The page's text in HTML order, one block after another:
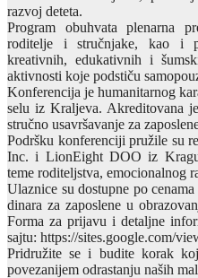
razvoj deteta.
Program obuhvata plenarna
roditelje i stručnjake, kao i
kreativnih, edukativnih i
aktivnosti koje podstiču
Konferencija je humanitarnog
selu iz Kraljeva. Akreditovana
stručno usavršavanje za
Podršku konferenciji pružile su
Inc. i LionEight DOO iz
teme roditeljstva, emocionalnog
Ulaznice su dostupne po
dinara za zaposlene u
Forma za prijavu i detaljne
sajtu: https://sites.google.com/
Pridružite se i budite korak
povezanijem odrastanju naših